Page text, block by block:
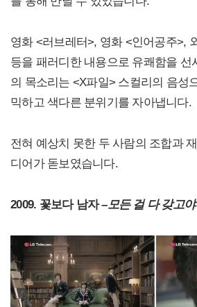
영화 <러브레터>, 영화 <인어공주>,
등을 패러디한 내용으로 유쾌함을 선
의 목소리는 <X파일> 스컬리의 음성
믹하고 색다른 분위기를 자아냅니다.
전혀 예상치 못한 두 사람의 조합과
디어가 돋보였습니다.
2009. 꽃보다 남자 –모든 걸 다 갖고